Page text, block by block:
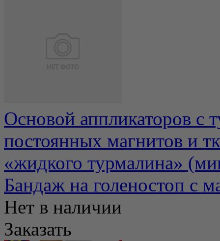
Основой аппликаторов с
постоянных магнитов и
«жидкого турмалина»
Бандаж на голеностоп с
Нет в наличии
Заказать